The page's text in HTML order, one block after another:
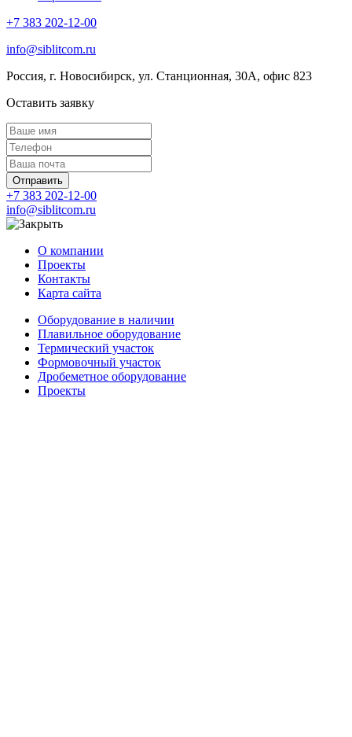
+7 383 202-12-00
info@siblitcom.ru
Россия, г. Новосибирск, ул. Станционная, 30А, офис 823
Оставить заявку
Отправить
+7 383 202-12-00
info@siblitcom.ru
О компании
Проекты
Контакты
Карта сайта
Оборудование в наличии
Плавильное оборудование
Термический участок
Формовочный участок
Дробеметное оборудование
Проекты